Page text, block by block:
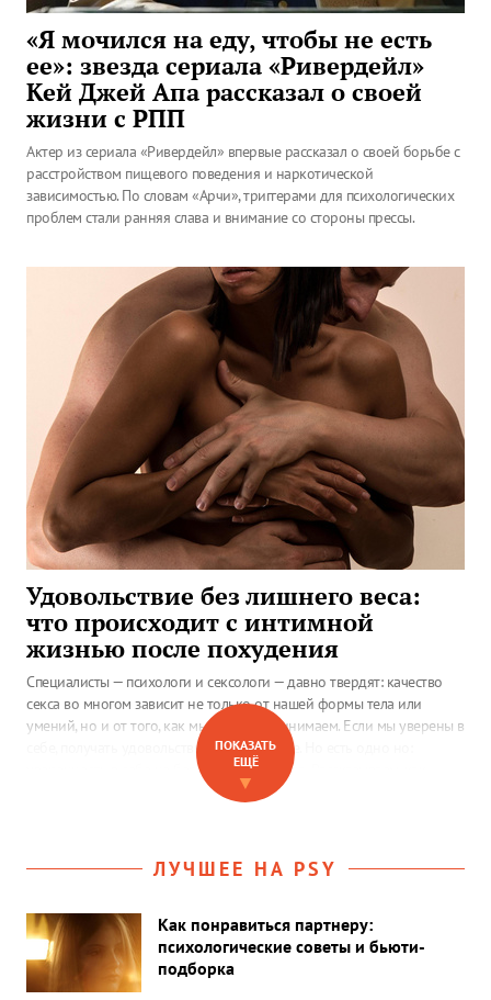
«Я мочился на еду, чтобы не есть
ее»: звезда сериала «Ривердейл»
Кей Джей Апа рассказал о своей
жизни с РПП
Актер из сериала «Ривердейл» впервые рассказал о своей борьбе с
расстройством пищевого поведения и наркотической
зависимостью. По словам «Арчи», триггерами для психологических
проблем стали ранняя слава и внимание со стороны прессы.
Удовольствие без лишнего веса:
что происходит с интимной
жизнью после похудения
Специалисты — психологи и сексологи — давно твердят: качество
секса во многом зависит не только от нашей формы тела или
умений, но и от того, как мы себя воспринимаем. Если мы уверены в
себе, получать удовольствие обычно легче. Но есть одно но:
уверенность в себе не берется из ниоткуда. Рассказываем, как
снижение веса влияет на сексуальную сферу жизни.
ПОКАЗАТЬ
ЕЩЁ
▼
ЛУЧШЕЕ НА PSY
Как понравиться партнеру:
психологические советы и бьюти-
подборка